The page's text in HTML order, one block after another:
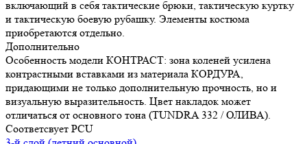
включающий в себя тактические брюки, тактическую куртку
и тактическую боевую рубашку. Элементы костюма
приобретаются отдельно.
Дополнительно
Особенность модели КОНТРАСТ: зона коленей усилена
контрастными вставками из материала КОРДУРА,
придающими не только дополнительную прочность, но и
визуальную выразительность. Цвет накладок может
отличаться от основного тона (TUNDRA 332 / ОЛИВА).
Соответсвует PCU